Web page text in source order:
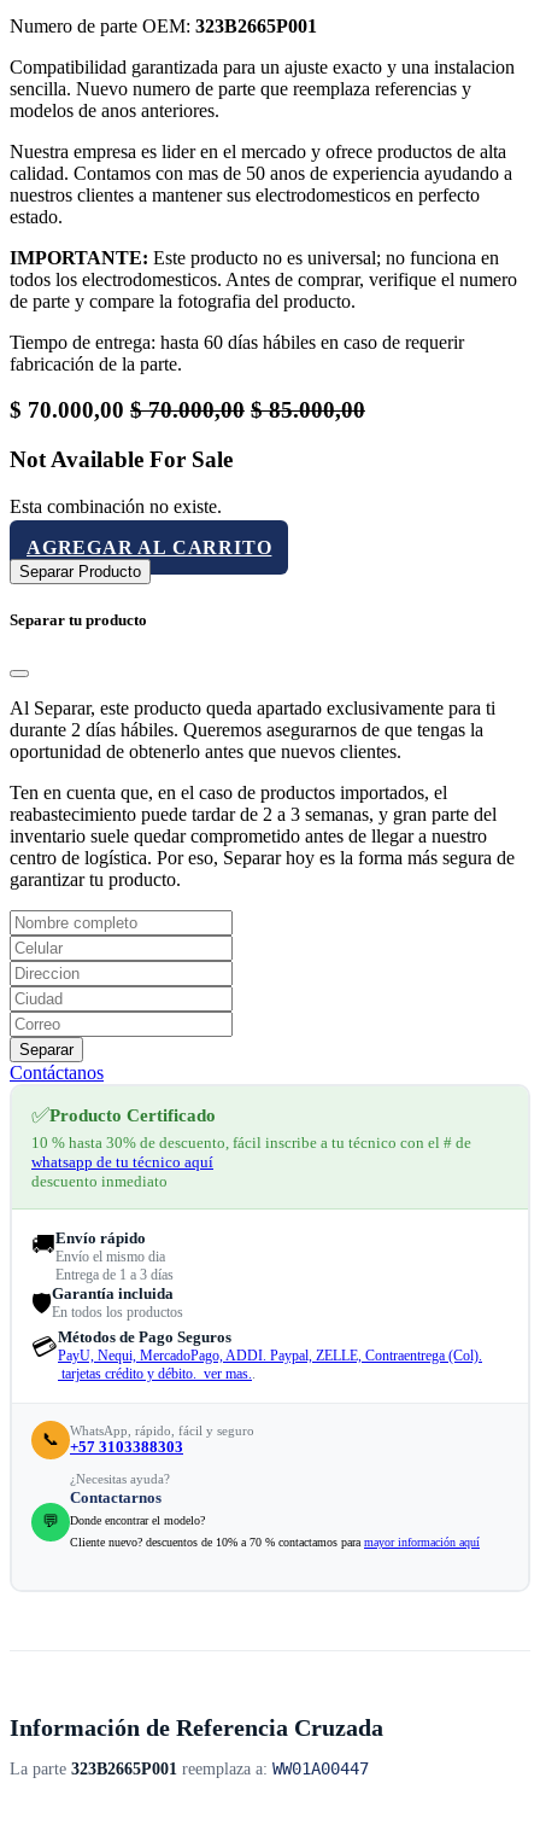
Numero de parte OEM: 323B2665P001
Compatibilidad garantizada para un ajuste exacto y una instalacion
sencilla. Nuevo numero de parte que reemplaza referencias y
modelos de anos anteriores.
Nuestra empresa es lider en el mercado y ofrece productos de alta
calidad. Contamos con mas de 50 anos de experiencia ayudando a
nuestros clientes a mantener sus electrodomesticos en perfecto
estado.
IMPORTANTE: Este producto no es universal; no funciona en
todos los electrodomesticos. Antes de comprar, verifique el numero
de parte y compare la fotografia del producto.
Tiempo de entrega: hasta 60 días hábiles en caso de requerir
fabricación de la parte.
$ 70.000,00 $70.000,00 $85.000,00
Not Available For Sale
Esta combinación no existe.
AGREGAR AL CARRITO
Separar Producto
Separar tu producto
Al Separar, este producto queda apartado exclusivamente para ti
durante 2 días hábiles. Queremos asegurarnos de que tengas la
oportunidad de obtenerlo antes que nuevos clientes.
Ten en cuenta que, en el caso de productos importados, el
reabastecimiento puede tardar de 2 a 3 semanas, y gran parte del
inventario suele quedar comprometido antes de llegar a nuestro
centro de logística. Por eso, Separar hoy es la forma más segura de
garantizar tu producto.
Separar
Contáctanos
✅Producto Certificado
10 % hasta 30% de descuento, fácil inscribe a tu técnico con el # de
whatsapp de tu técnico aquí
descuento inmediato
🚚Envío rápido
Envío el mismo dia
Entrega de 1 a 3 días
🛡️Garantía incluida
En todos los productos
💳Métodos de Pago Seguros
PayU, Nequi, MercadoPago, ADDI. Paypal, ZELLE, Contraentrega (Col).
tarjetas crédito y débito. ver mas..
📞 WhatsApp, rápido, fácil y seguro
+57 3103388303
💬
¿Necesitas ayuda?
Contactarnos
Donde encontrar el modelo?
Cliente nuevo? descuentos de 10% a 70 % contactamos para mayor información aquí
Información de Referencia Cruzada
La parte 323B2665P001 reemplaza a: WW01A00447